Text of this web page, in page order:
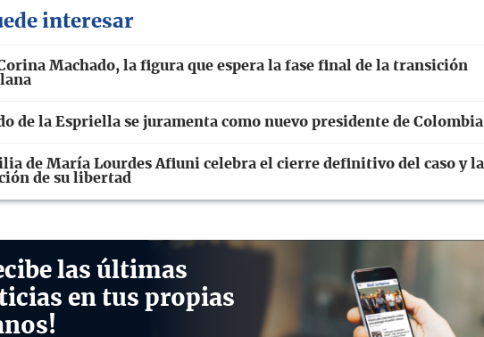
interesar
Machado, la figura que espera la fase final de la transición
de la Espriella se juramenta como nuevo presidente de Colombia
de María Lourdes Afiuni celebra el cierre definitivo del caso y la
de su libertad
las últimas
en tus propias